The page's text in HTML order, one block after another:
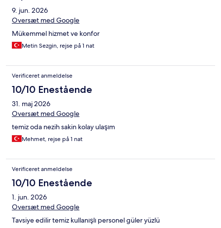
9. jun. 2026
Oversæt med Google
Mükemmel hizmet ve konfor
Metin Sezgin, rejse på 1 nat
Verificeret anmeldelse
10/10 Enestående
31. maj 2026
Oversæt med Google
temiz oda nezih sakin kolay ulaşım
Mehmet, rejse på 1 nat
Verificeret anmeldelse
10/10 Enestående
1. jun. 2026
Oversæt med Google
Tavsiye edilir temiz kullanışlı personel güler yüzlü